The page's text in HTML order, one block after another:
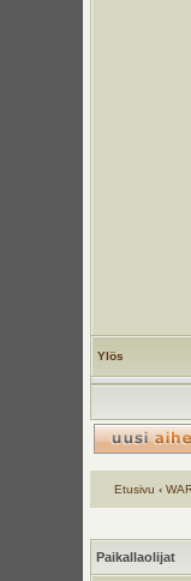
Ylös
Etusivu ‹
Paikallaolijat